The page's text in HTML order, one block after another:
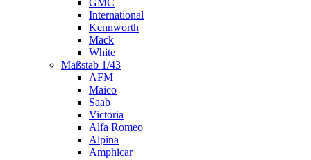
GMC
International
Kennworth
Mack
White
Maßstab 1/43
AFM
Maico
Saab
Victoria
Alfa Romeo
Alpina
Amphicar